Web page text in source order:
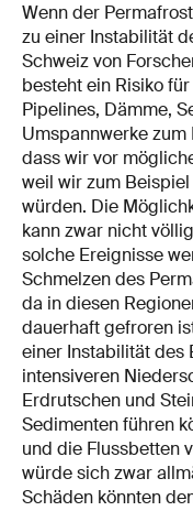
Wenn der
zu einer Instabilität
Schweiz von
besteht ein Risiko
Pipelines, Dämme,
Umspannwerke
dass wir vor
weil wir zum
würden. Die
kann zwar nicht
solche Ereignisse
Schmelzen des
da in diesen
dauerhaft gefroren
einer Instabilität des
intensiveren
Erdrutschen und
Sedimenten führen
und die Flussbetten
würde sich zwar
Schäden könnten